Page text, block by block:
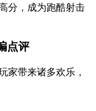
分，成为跑酷射击
点评
家带来诸多欢乐，